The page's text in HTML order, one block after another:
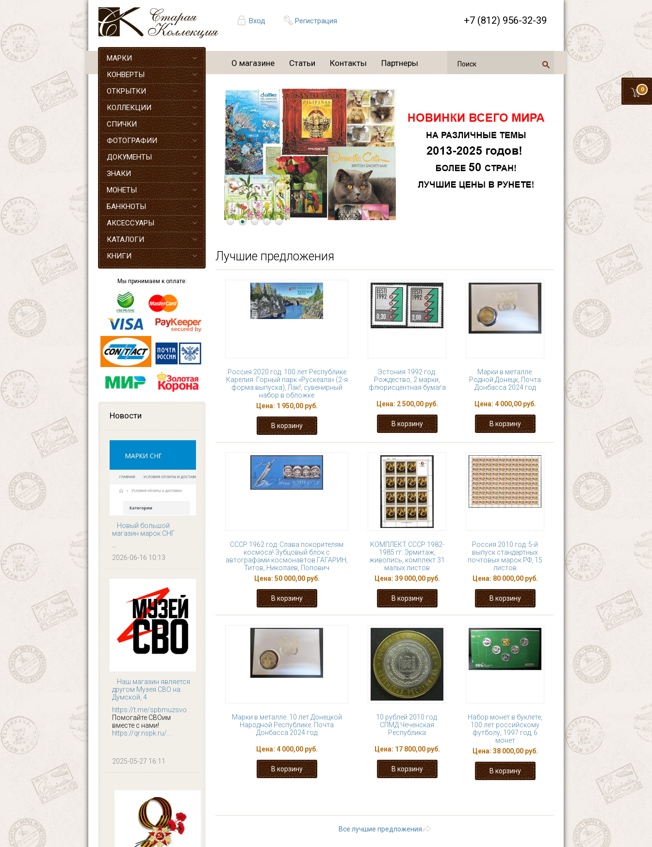
Вход Регистрация +7 (812) 956-32-39
0
О магазине Статьи Контакты Партнеры
МАРКИ
КОНВЕРТЫ
ОТКРЫТКИ
КОЛЛЕКЦИИ
СПИЧКИ
ФОТОГРАФИИ
ДОКУМЕНТЫ
ЗНАКИ
МОНЕТЫ
БАНКНОТЫ
АКСЕССУАРЫ
КАТАЛОГИ
КНИГИ
Мы принимаем к оплате:
Новости
Новый большой
магазин марок СНГ
...
2026-06-16 10:13
Наш магазин является
другом Музея СВО на
Думской, 4
https://t.me/spbmuzsvo
Помогайте СВОим
вместе с нами!
https://qr.nspk.ru/...
2025-05-27 16:11
Лучшие предложения
Россия 2020 год. 100 лет Республике
Карелия. Горный парк «Рускеала» (2-я
форма выпуска), Лак!, сувенирный
набор в обложке
Цена: 1 950,00 руб.
Эстония 1992 год.
Рождество, 2 марки,
флюрисцентная бумага
Цена: 2 500,00 руб.
Марки в металле.
Родной Донецк, Почта
Донбасса 2024 год
Цена: 4 000,00 руб.
СССР 1962 год. Слава покорителям
космоса! Зубцовый блок с
автографами космонавтов ГАГАРИН,
Титов, Николаев, Попович
Цена: 50 000,00 руб.
КОМПЛЕКТ СССР 1982-
1985 гг. Эрмитаж,
живопись, комплект 31
малых листов
Цена: 39 000,00 руб.
Россия 2010 год. 5-й
выпуск стандартных
почтовых марок РФ, 15
листов
Цена: 80 000,00 руб.
Марки в металле. 10 лет Донецкой
Народной Республике. Почта
Донбасса 2024 год
Цена: 4 000,00 руб.
10 рублей 2010 год.
СПМД Чеченская
Республика
Цена: 17 800,00 руб.
Набор монет в буклете,
100 лет российскому
футболу, 1997 год, 6
монет
Цена: 38 000,00 руб.
Все лучшие предложения